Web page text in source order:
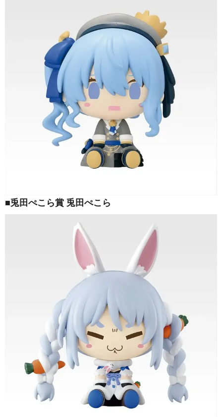
■兎田ぺこら賞 兎田ぺこら